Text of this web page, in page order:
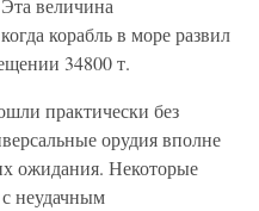
величина
корабль в море развил
34800 т.
практически без
орудия вполне
ожидания. Некоторые
неудачным